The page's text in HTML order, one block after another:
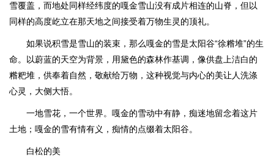
雪覆盖，而地处同样经纬度的嘎金雪山没有成片相连的山脊，但以
同样的高度屹立在那天地之间接受着万物生灵的顶礼。
如果说积雪是雪山的装束，那么嘎金的雪是太阳谷“徐糌堆”的生
命。以蔚蓝的天空为背景，用黛色的森林作基调，像供盘上洁白的
糌粑堆，供奉着自然，敬献给万物，这种视觉与内心的美让人洗涤
心灵，大侧大悟。
一地雪花，一个世界。嘎金的雪动中有静，痴迷地留念着这片
土地；嘎金的雪有情有义，痴情的点缀着太阳谷。
白松的美